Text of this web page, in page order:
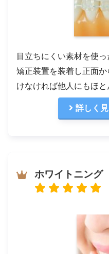
目立ちにくい素材を使
矯正装置を装着し正面
けなければ他人にもほと
詳しく
ホワイトニング